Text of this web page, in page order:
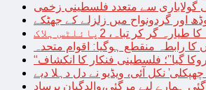
گولاباری سے متعدد فلسطینی زخمی
اور گردونواح میں زلزلے کے جھٹکے
گر کر تباہ، 2پائلٹس ہلاک
رابطہ منقطع ہوگیا: اقوام متحدہ
گیا”؛ فلسطینی فنکار کا انکشاف
نکل آئی، ویڈیو نے دل دہلا دیے
ہمارے لیے مرگئی،والدگیان پرساد